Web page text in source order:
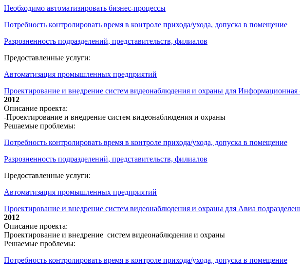
Необходимо автоматизировать бизнес-процессы
Потребность контролировать время в контроле прихода/ухода, допуска в помещение
Разрозненность подразделений, представительств, филиалов
Предоставленные услуги:
Автоматизация промышленных предприятий
Проектирование и внедрение систем видеонаблюдения и охраны для
2012
Описание проекта:
-Проектирование и внедрение систем видеонаблюдения и охраны
Решаемые проблемы:
Потребность контролировать время в контроле прихода/ухода, допуска в помещение
Разрозненность подразделений, представительств, филиалов
Предоставленные услуги:
Автоматизация промышленных предприятий
Проектирование и внедрение систем видеонаблюдения и охраны для Авиа
2012
Описание проекта:
Проектирование и внедрение систем видеонаблюдения и охраны
Решаемые проблемы:
Потребность контролировать время в контроле прихода/ухода, допуска в помещение